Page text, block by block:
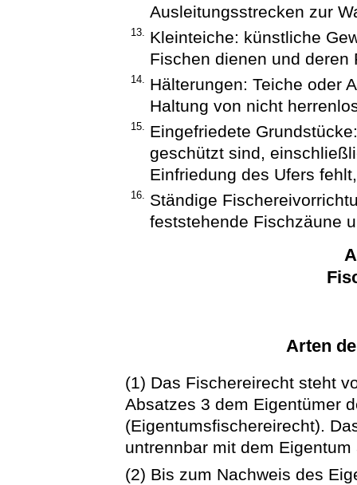
Ausleitungsstrecken zur
13.
Kleinteiche: künstliche
Fischen dienen und
14.
Hälterungen: Teiche oder
Haltung von nicht
15.
Eingefriedete
geschützt sind,
Einfriedung des Ufers
16.
Ständige
feststehende Fischzäune
Arten
(1) Das Fischereirecht steht
Absatzes 3 dem Eigentümer
(Eigentumsfischereirecht).
untrennbar mit dem
(2) Bis zum Nachweis des